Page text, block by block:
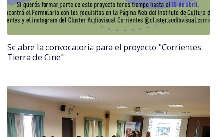
Se abre la convocatoria para el proyecto "Corrientes
Tierra de Cine"